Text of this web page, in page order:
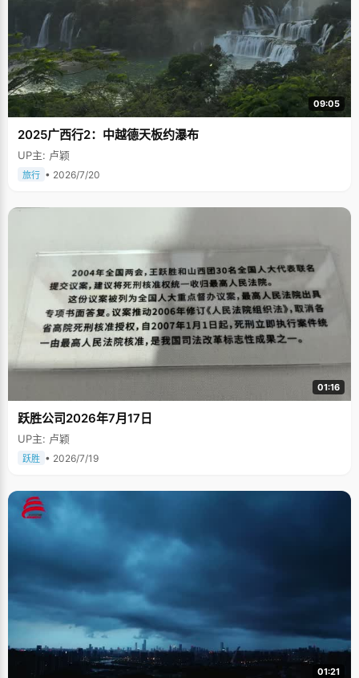
09:05
2025广西行2：中越德天板约瀑布
UP主: 卢颖
旅行 • 2026/7/20
01:16
跃胜公司2026年7月17日
UP主: 卢颖
跃胜 • 2026/7/19
01:21